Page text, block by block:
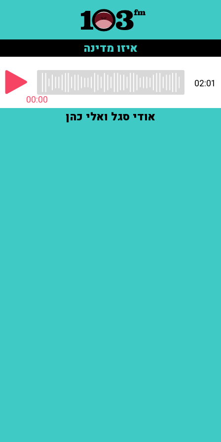
איזו מדינה
00:00
02:01
אודי סגל ואלי כהן